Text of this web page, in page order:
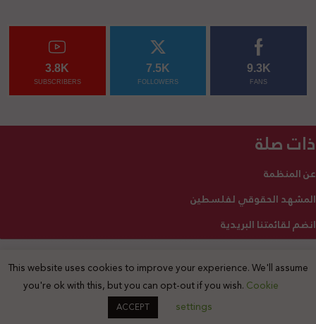
9.3K
FANS
7.5K
FOLLOWERS
3.8K
SUBSCRIBERS
ذات صلة
عن المنظمة
المشهد الحقوقي لفلسطين
انضم لقائمتنا البريدية
2025 © جميع الحقوق محفوظة
This website uses cookies to improve your experience. We'll assume
you're ok with this, but you can opt-out if you wish. Cookie
settings
ACCEPT